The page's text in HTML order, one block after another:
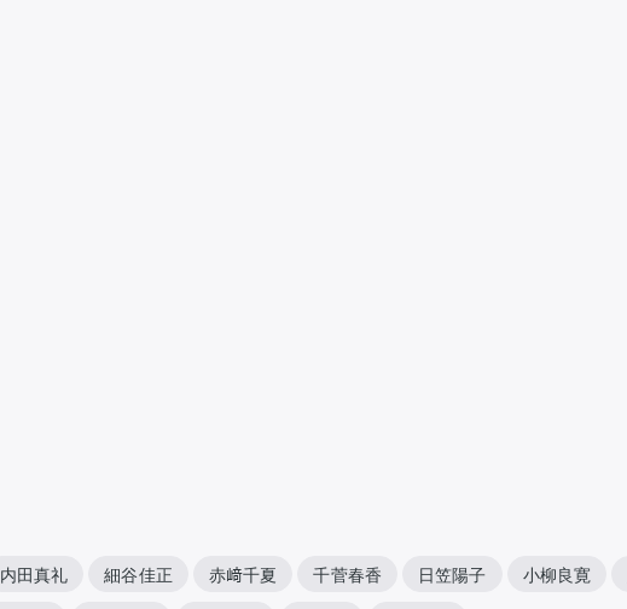
内田真礼 細谷佳正 赤﨑千夏 千菅春香 日笠陽子 小柳良寛